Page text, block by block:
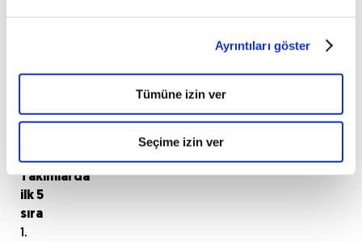
Ayrıntıları göster
Tümüne izin ver
Seçime izin ver
4.
Mercedes)
Raikkonen
(Ferrari)
Takımlarda
ilk 5
sıra
1.